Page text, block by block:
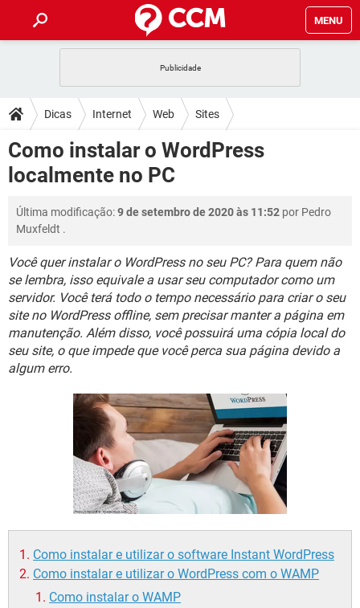
MENU
CELULAR FACEBOOK
OUTLOOK EXCEL
INSTAGRAM
DICAS
JOGOS WHATSAPP
CELULAR FACEBOOK
INSTAGRAM GMAIL
DOWNLOADS
JOGOS
OUTLOOK
INSTAGRAM
GUIA DE COMPRAS
FÓRUM
JOGOS WHATSAPP
OUTLOOK EXCEL
INSTAGRAM GMAIL
GUIA DE COMPRAS
GLOSSÁRIO
JOGOS WHATSAPP
CELULAR FACEBOOK
OUTLOOK EXCEL
INSTAGRAM GMAIL
GUIA DE COMPRAS
Dicas Internet Web Sites
Como instalar o WordPress
localmente no PC
Última modificação:9 de setembro de 2020 às 11:52 por Pedro
Muxfeldt .
Você quer instalar o WordPress no seu PC? Para quem não
se lembra, isso equivale a usar seu computador como um
servidor. Você terá todo o tempo necessário para criar o seu
site no WordPress offline, sem precisar manter a página em
manutenção. Além disso, você possuirá uma cópia local do
seu site, o que impede que você perca sua página devido a
algum erro.
Como instalar e utilizar o software Instant WordPress
Como instalar e utilizar o WordPress com o WAMP
Como instalar o WAMP